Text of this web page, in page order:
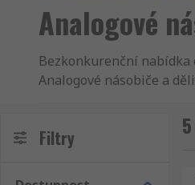
Analogové
Bezkonkurenční nabídka
Analogové násobiče a
Analogové násobiče a
tam Polovodiče a
informace. Polovodiče -
Filtry